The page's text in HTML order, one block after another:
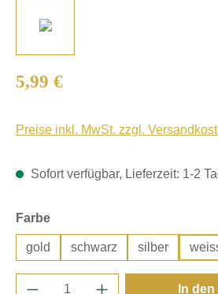
Regulärer Preis:
5,99 €
Preise inkl. MwSt. zzgl.
Sofort verfügbar, Lieferzeit: 1-2
Farbeauswählen
gold schwarz silber
Produkt Anzahl: Gib den
In